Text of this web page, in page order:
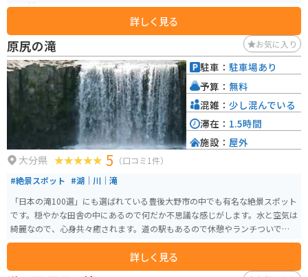
の食材をふんだんに使った料理を楽しむことができます。 特に、だご汁定食
は、熊本名物のだご汁を味わえると人気です。 また、道の駅に隣接して「清
和高原あそ望の里くさはら」があり、温泉や宿泊施設があります。 日帰り入
浴も可能なので、ツーリングで疲れた体を癒やすのにも最適です。 周辺には
緑豊かな自然が広がっており、バイクで走るのに気持ちの良い道が多いで
す。 阿蘇くじゅう国立公園や菊池渓谷など、雄大な自然を満喫できる観光ス
ポットにもアクセスしやすいです。 【バイクで行く場合の注意点】 山間部を
通るため、カーブやアップダウンが多いです。 安全運転を心がけましょう。
秋から冬にかけては、路面が凍結する可能性があるので、注意が必要です。
詳しく見る
原尻の滝 お気に入り
大分県 5 （口コミ1件）
#絶景スポット #湖｜川｜滝
「日本の滝100選」にも選ばれている豊後大野市の中でも有名な絶景スポット
です。穏やかな田舎の中にあるので何だか不思議な感じがします。水と空気は
綺麗なので、心身共々癒されます。道の駅もあるので休憩やランチついでに
寄るのがオススメです。
詳しく見る
駐車： 駐車場あり
予算： 無料
混雑： 少し混んでいる
滞在： 1.5時間
施設： 屋外